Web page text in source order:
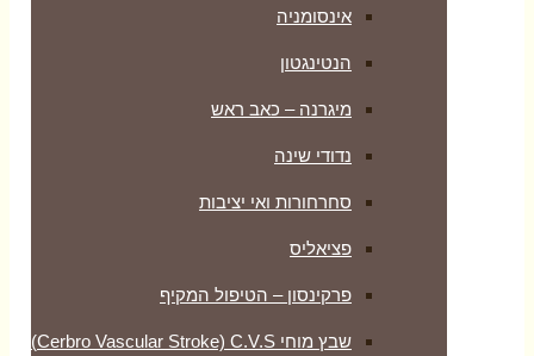
אינסומניה
הנטינגטון
מיגרנה – כאב ראש
נדודי שינה
סחרחורות ואי יציבות
פציאליס
פרקינסון – הטיפול המקיף
שבץ מוחי Cerbro Vascular Stroke) C.V.S)